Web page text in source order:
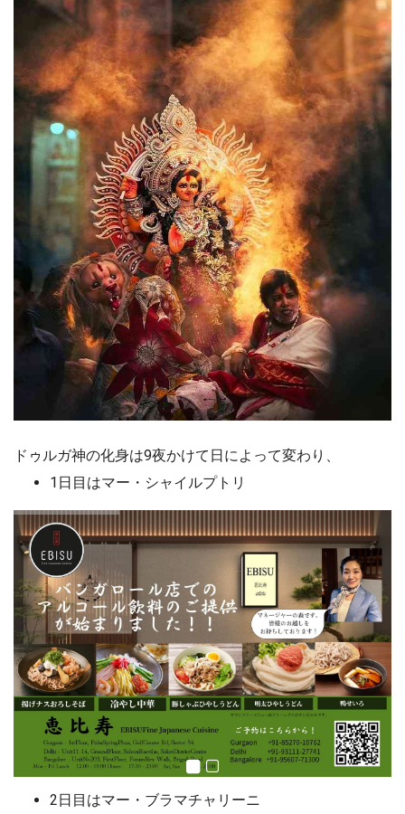
ドゥルガ神の化身は9夜かけて日によって変わり、
1日目はマー・シャイルプトリ
2日目はマー・ブラマチャリーニ